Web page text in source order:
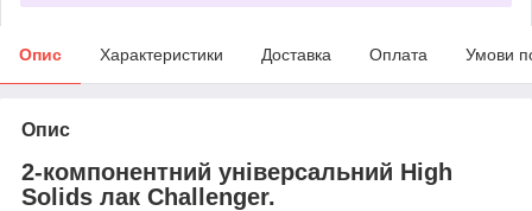
Опис Характеристики Доставка Оплата Умови
Опис
2-компонентний універсальний High
Solids лак Challenger.